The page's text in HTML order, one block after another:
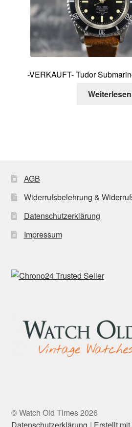
-VERKAUFT- Tudor
Weiterlesen
AGB
Widerrufsbelehrung &
Datenschutzerklärung
Impressum
© Watch Old Times 2026